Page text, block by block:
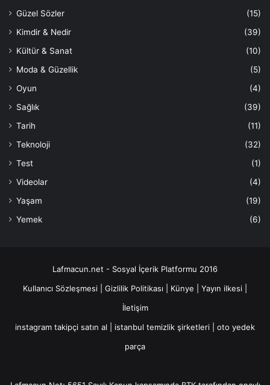
Güzel Sözler
(15)
Kimdir & Nedir
(39)
Kültür & Sanat
(10)
Moda & Güzellik
(5)
Oyun
(4)
Sağlık
(39)
Tarih
(11)
Teknoloji
(32)
Test
(1)
Videolar
(4)
Yaşam
(19)
Yemek
(6)
Lafmacun.net - Sosyal İçerik Platformu 2016
Kullanıcı Sözleşmesi
Gizlilik Politikası Künye Yayın ilkesi
İletişim
instagram takipçi satın al
istanbul temizlik şirketleri
oto yedek
parça